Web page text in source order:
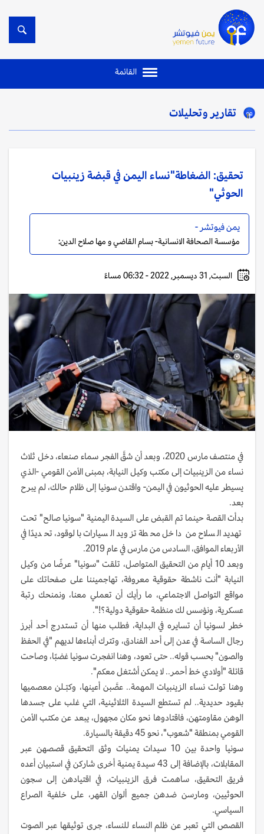
القائمة
تقارير وتحليلات
تحقيق: الضغاطة"نساء اليمن في قبضة زينبيات
الحوثي"
يمن فيوتشر -
مؤسسة الصحافة الانسانية- بسام القاضي و مها صلاح الدين:
السبت, 31 ديسمبر, 2022 - 06:32 مساءً
في منتصف مارس 2020، وبعد أن شقَّ الفجر سماء صنعاء، دخل ثلاث
نساء من الزينبيات إلى مكتب وكيل النيابة، بمبنى الأمن القومي -الذي
يسيطر عليه الحوثيون في اليمن- واقتدن سونيا إلى ظلام حالك، لم يبرح
بعد.
بدأت القصة حينما تم القبض على السيدة اليمنية "سونيا صالح" تحت
تهديد السلاح من داخل محطة تزويد السيارات بالوقود، تحديدًا في
الأربعاء الموافق، السادس من مارس في عام 2019.
وبعد 10 أيام من التحقيق المتواصل، تلقت "سونيا" عرضًا من وكيل
النيابة "أنت ناشطة حقوقية معروفة، تهاجميننا على صفحاتك على
مواقع التواصل الاجتماعي، ما رأيك أن تعملي معنا، ونمنحك رتبة
عسكرية، ونؤسس لك منظمة حقوقية دولية؟!".
خطر لسونيا أن تسايره في البداية، فطلب منها أن تستدرج أحد أبرز
رجال الساسة في عدن إلى أحد الفنادق، وتترك أبناءها لديهم "في الحفظ
والصون" بحسب قوله.. حتى تعود، وهنا انفجرت سونيا غضبًا، وصاحت
قائلة "أولادي خط أحمر.. لا يمكن أشتغل معكم".
وهنا تولت نساء الزينبيات المهمة.. عصَّبن أعينها، وكبّـلن معصميها
بقيود حديدية.. لم تستطع السيدة الثلاثينية، التي غلب على جسدها
الوهن مقاومتهن، فاقتادوها نحو مكان مجهول، يبعد عن مكتب الأمن
القومي بمنطقة "شعوب"، نحو 45 دقيقة بالسيارة.
سونيا واحدة بين 10 سيدات يمنيات وثق التحقيق قصصهن عبر
المقابلات، بالإضافة إلى 43 سيدة يمنية أخرى شاركن في استبيان أعده
فريق التحقيق، ساهمت فرق الزينبيات، في اقتيادهن إلى سجون
الحوثيين، ومارسن ضدهن جميع ألوان القهر، على خلفية الصراع
السياسي.
القصص التي تعبر عن ظلم النساء للنساء، جرى توثيقها عبر الصوت